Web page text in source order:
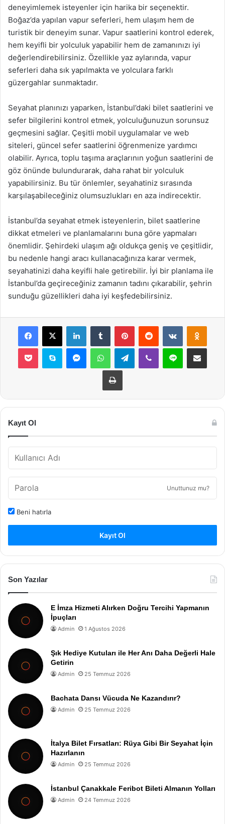
deneyimlemek isteyenler için harika bir seçenektir.
Boğaz’da yapılan vapur seferleri, hem ulaşım hem de
turistik bir deneyim sunar. Vapur saatlerini kontrol ederek,
hem keyifli bir yolculuk yapabilir hem de zamanınızı iyi
değerlendirebilirsiniz. Özellikle yaz aylarında, vapur
seferleri daha sık yapılmakta ve yolculara farklı
güzergahlar sunmaktadır.
Seyahat planınızı yaparken, İstanbul’daki bilet saatlerini ve
sefer bilgilerini kontrol etmek, yolculuğunuzun sorunsuz
geçmesini sağlar. Çeşitli mobil uygulamalar ve web
siteleri, güncel sefer saatlerini öğrenmenize yardımcı
olabilir. Ayrıca, toplu taşıma araçlarının yoğun saatlerini de
göz önünde bulundurarak, daha rahat bir yolculuk
yapabilirsiniz. Bu tür önlemler, seyahatiniz sırasında
karşılaşabileceğiniz olumsuzlukları en aza indirecektir.
İstanbul’da seyahat etmek isteyenlerin, bilet saatlerine
dikkat etmeleri ve planlamalarını buna göre yapmaları
önemlidir. Şehirdeki ulaşım ağı oldukça geniş ve çeşitlidir,
bu nedenle hangi aracı kullanacağınıza karar vermek,
seyahatinizi daha keyifli hale getirebilir. İyi bir planlama ile
İstanbul’da geçireceğiniz zamanın tadını çıkarabilir, şehrin
sunduğu güzellikleri daha iyi keşfedebilirsiniz.
Facebook
X LinkedInTumblr PinterestReddit VKontakte
Pocket Skype MessengerWhatsAppTelegramViber Line E-Posta ile
Yazdır
Kayıt Ol
Unuttunuz mu?
Beni hatırla
Kayıt Ol
Son Yazılar
E İmza Hizmeti Alırken Doğru Tercihi Yapmanın
İpuçları
Admin 1 Ağustos 2026
Şık Hediye Kutuları ile Her Anı Daha Değerli Hale
Getirin
Admin 25 Temmuz 2026
Bachata Dansı Vücuda Ne Kazandırır?
Admin 25 Temmuz 2026
İtalya Bilet Fırsatları: Rüya Gibi Bir Seyahat İçin
Hazırlanın
Admin 25 Temmuz 2026
İstanbul Çanakkale Feribot Bileti Almanın Yolları
Admin 24 Temmuz 2026